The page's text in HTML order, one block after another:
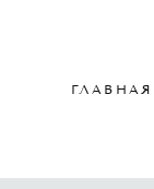
ГЛАВНАЯ
ГЛАВНАЯ